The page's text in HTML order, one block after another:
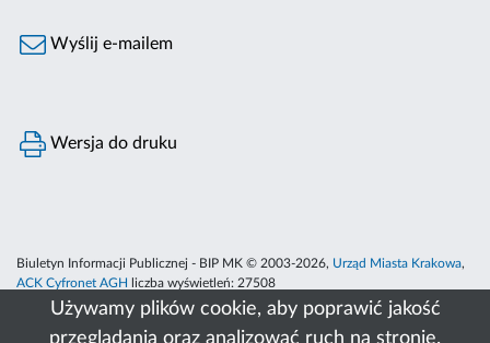
Używamy plików cookie, aby poprawić jakość
przeglądania oraz analizować ruch na stronie.
Wyślij e-mailem
Wersja do druku
Biuletyn Informacji Publicznej - BIP MK © 2003-2026, Urząd Miasta Krakowa,
ACK Cyfronet AGH
liczba wyświetleń: 27508